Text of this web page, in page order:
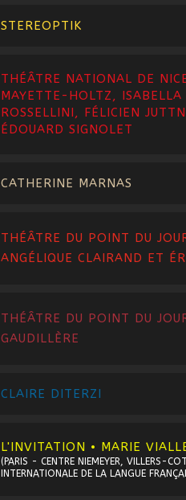
STEREOPTIK
THÉÂTRE NATIONAL DE
MAYETTE-HOLTZ, ISABELLA
ROSSELLINI, FÉLICIEN
ÉDOUARD SIGNOLET
CATHERINE MARNAS
THÉÂTRE DU POINT DU
ANGÉLIQUE CLAIRAND ET
THÉÂTRE DU POINT DU
GAUDILLÈRE
CLAIRE DITERZI
L'INVITATION • MARIE